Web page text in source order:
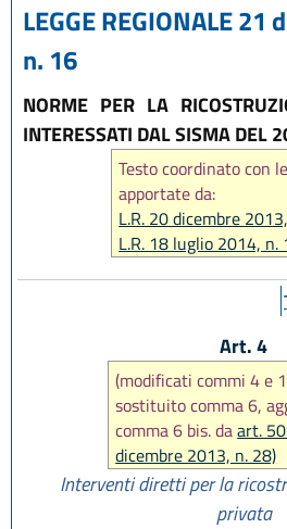
LEGGE REGIONALE
n. 16
NORME PER LA
INTERESSATI DAL SISMA DEL
Testo coordinato con
apportate da:
L.R. 20 dicembre
L.R. 18 luglio 2014, n.
Art. 4
(modificati commi 4 e
sostituito comma 6,
comma 6 bis. daart.
dicembre 2013, n. 28)
Interventi diretti per la
privata